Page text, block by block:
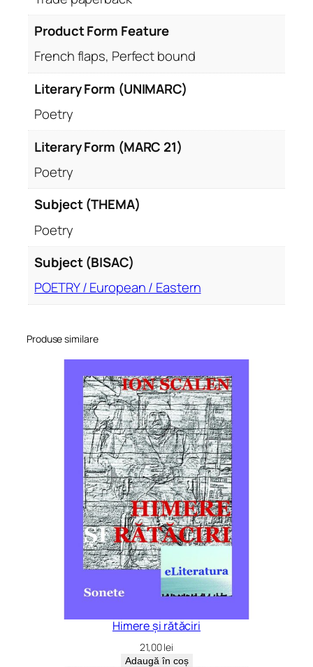
Product Form Feature
French flaps, Perfect bound
Literary Form (UNIMARC)
Poetry
Literary Form (MARC 21)
Poetry
Subject (THEMA)
Poetry
Subject (BISAC)
POETRY / European / Eastern
Produse similare
Himere și rătăciri
21,00lei
Adaugă în coș